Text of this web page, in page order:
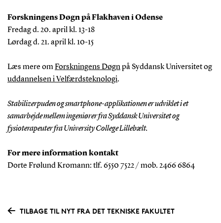
Forskningens Døgn på Flakhaven i Odense
Fredag d. 20. april kl. 13-18
Lørdag d. 21. april kl. 10-15
Læs mere omForskningens Døgnpå Syddansk Universitet og
uddannelsen i Velfærdsteknologi.
Stabilizerpuden og smartphone-applikationen er udviklet i et
samarbejde mellem ingeniører fra Syddansk Universitet og
fysioterapeuter fra University College Lillebælt.
For mere information kontakt
Dorte Frølund Kromann: tlf. 6550 7522 / mob. 2466 6864
TILBAGE TIL NYT FRA DET TEKNISKE FAKULTET